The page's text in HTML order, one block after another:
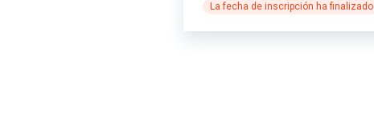
La fecha de inscripción ha finalizado